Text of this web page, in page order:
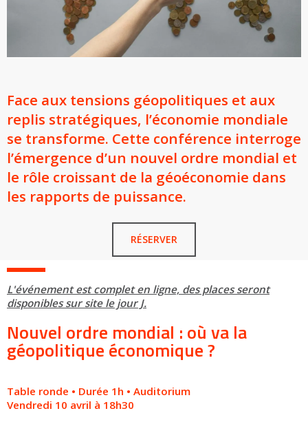
Face aux tensions géopolitiques et aux
replis stratégiques, l’économie mondiale
se transforme. Cette conférence interroge
l’émergence d’un nouvel ordre mondial et
le rôle croissant de la géoéconomie dans
les rapports de puissance.
RÉSERVER
L'événement est complet en ligne, des places seront
disponibles sur site le jour J.
Nouvel ordre mondial : où va la
géopolitique économique ?
Table ronde • Durée 1h • Auditorium
Vendredi 10 avril à 18h30